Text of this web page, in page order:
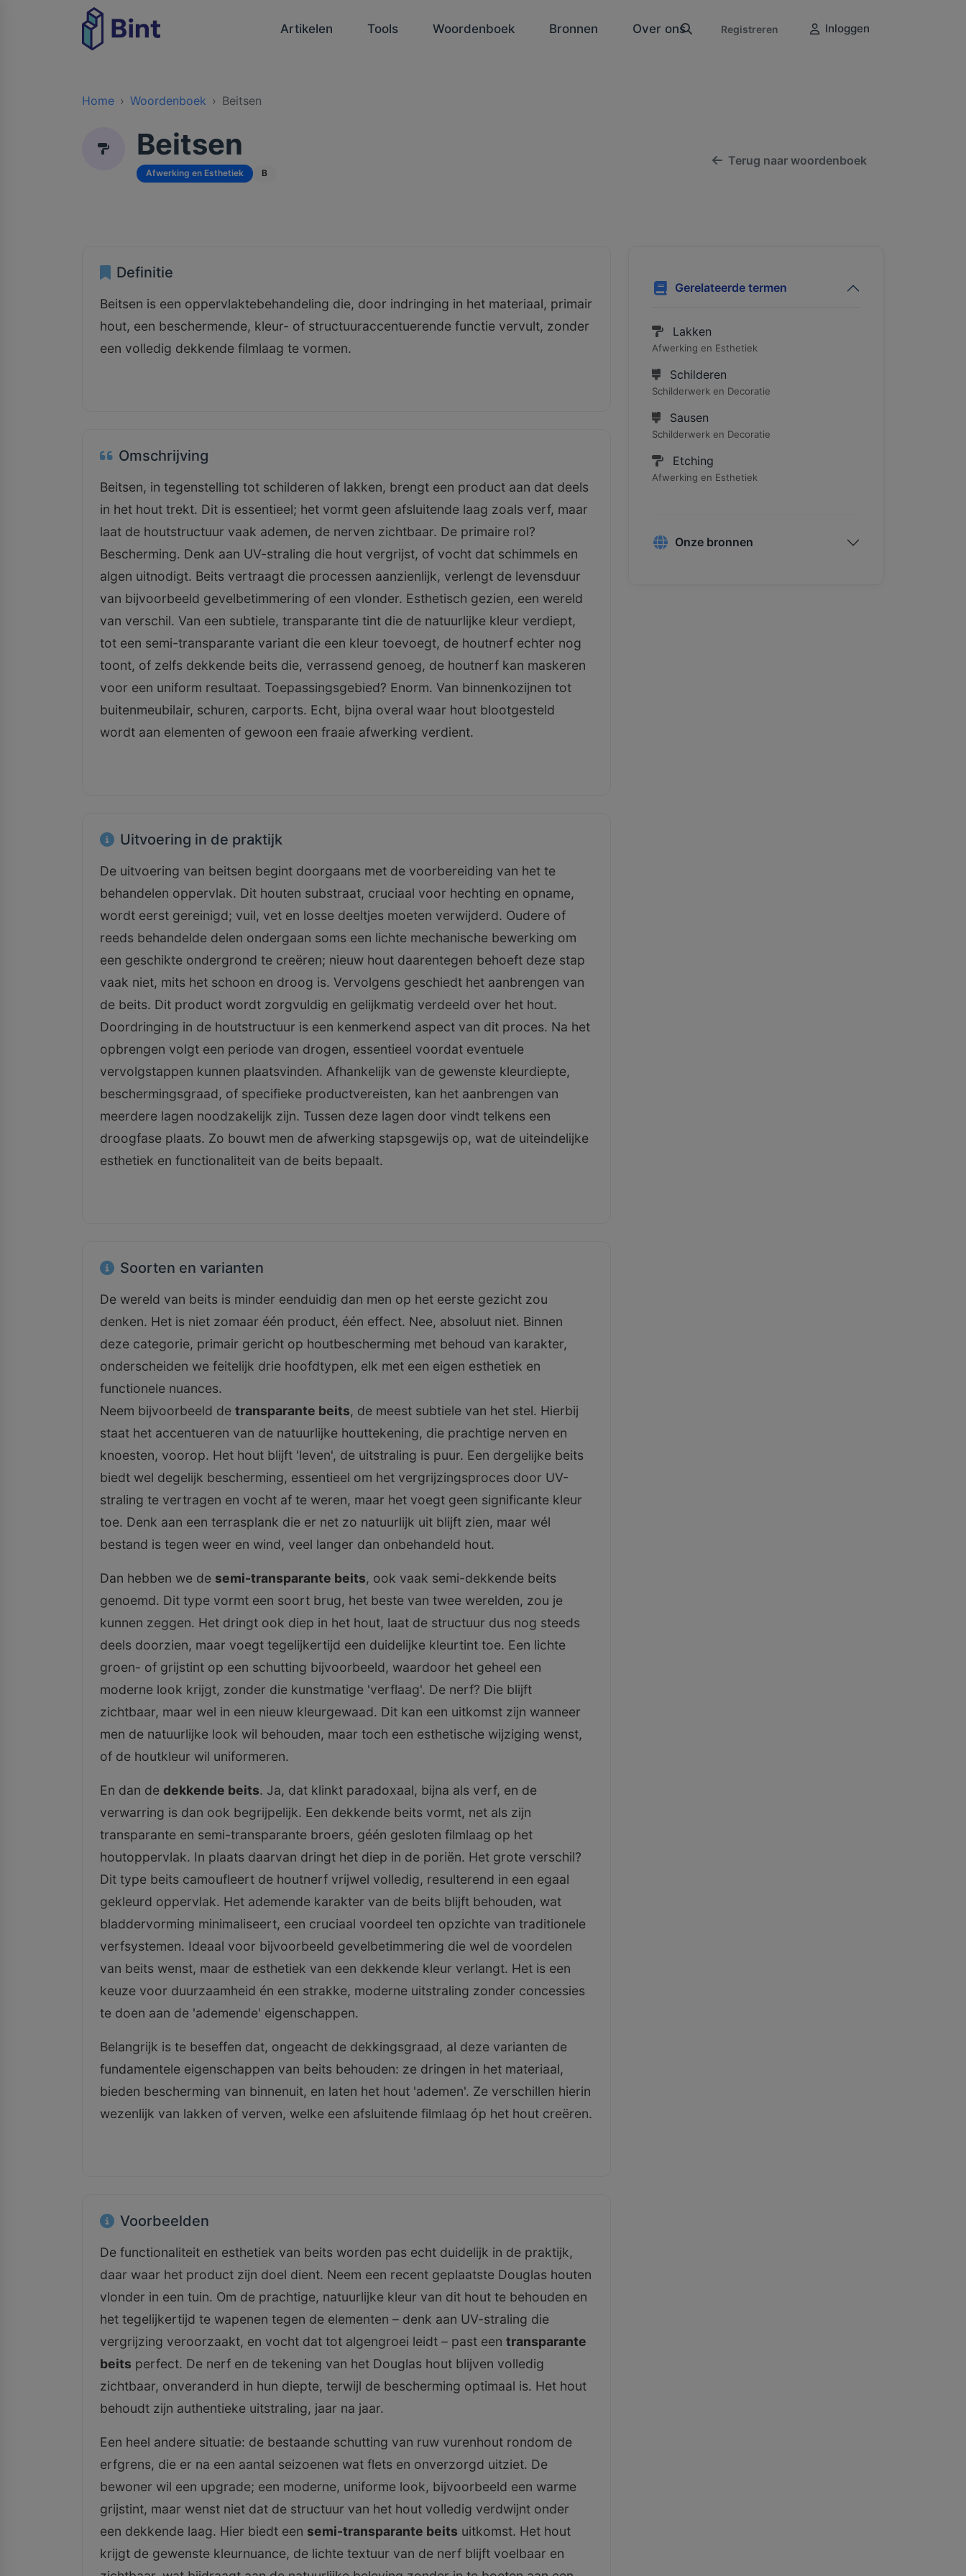
Artikelen Tools Woordenboek Bronnen Over ons Registreren Inloggen
Home Woordenboek Beitsen
Beitsen
Afwerking en Esthetiek B
Terug naar woordenboek
Definitie
Beitsen is een oppervlaktebehandeling die, door indringing in het materiaal, primair
hout, een beschermende, kleur- of structuuraccentuerende functie vervult, zonder
een volledig dekkende filmlaag te vormen.
Omschrijving
Beitsen, in tegenstelling tot schilderen of lakken, brengt een product aan dat deels
in het hout trekt. Dit is essentieel; het vormt geen afsluitende laag zoals verf, maar
laat de houtstructuur vaak ademen, de nerven zichtbaar. De primaire rol?
Bescherming. Denk aan UV-straling die hout vergrijst, of vocht dat schimmels en
algen uitnodigt. Beits vertraagt die processen aanzienlijk, verlengt de levensduur
van bijvoorbeeld gevelbetimmering of een vlonder. Esthetisch gezien, een wereld
van verschil. Van een subtiele, transparante tint die de natuurlijke kleur verdiept,
tot een semi-transparante variant die een kleur toevoegt, de houtnerf echter nog
toont, of zelfs dekkende beits die, verrassend genoeg, de houtnerf kan maskeren
voor een uniform resultaat. Toepassingsgebied? Enorm. Van binnenkozijnen tot
buitenmeubilair, schuren, carports. Echt, bijna overal waar hout blootgesteld
wordt aan elementen of gewoon een fraaie afwerking verdient.
Uitvoering in de praktijk
De uitvoering van beitsen begint doorgaans met de voorbereiding van het te
behandelen oppervlak. Dit houten substraat, cruciaal voor hechting en opname,
wordt eerst gereinigd; vuil, vet en losse deeltjes moeten verwijderd. Oudere of
reeds behandelde delen ondergaan soms een lichte mechanische bewerking om
een geschikte ondergrond te creëren; nieuw hout daarentegen behoeft deze stap
vaak niet, mits het schoon en droog is. Vervolgens geschiedt het aanbrengen van
de beits. Dit product wordt zorgvuldig en gelijkmatig verdeeld over het hout.
Doordringing in de houtstructuur is een kenmerkend aspect van dit proces. Na het
opbrengen volgt een periode van drogen, essentieel voordat eventuele
vervolgstappen kunnen plaatsvinden. Afhankelijk van de gewenste kleurdiepte,
beschermingsgraad, of specifieke productvereisten, kan het aanbrengen van
meerdere lagen noodzakelijk zijn. Tussen deze lagen door vindt telkens een
droogfase plaats. Zo bouwt men de afwerking stapsgewijs op, wat de uiteindelijke
esthetiek en functionaliteit van de beits bepaalt.
Soorten en varianten
De wereld van beits is minder eenduidig dan men op het eerste gezicht zou
denken. Het is niet zomaar één product, één effect. Nee, absoluut niet. Binnen
deze categorie, primair gericht op houtbescherming met behoud van karakter,
onderscheiden we feitelijk drie hoofdtypen, elk met een eigen esthetiek en
functionele nuances.
Neem bijvoorbeeld de transparante beits, de meest subtiele van het stel. Hierbij
staat het accentueren van de natuurlijke houttekening, die prachtige nerven en
knoesten, voorop. Het hout blijft 'leven', de uitstraling is puur. Een dergelijke beits
biedt wel degelijk bescherming, essentieel om het vergrijzingsproces door UV-
straling te vertragen en vocht af te weren, maar het voegt geen significante kleur
toe. Denk aan een terrasplank die er net zo natuurlijk uit blijft zien, maar wél
bestand is tegen weer en wind, veel langer dan onbehandeld hout.
Dan hebben we de semi-transparante beits, ook vaak semi-dekkende beits
genoemd. Dit type vormt een soort brug, het beste van twee werelden, zou je
kunnen zeggen. Het dringt ook diep in het hout, laat de structuur dus nog steeds
deels doorzien, maar voegt tegelijkertijd een duidelijke kleurtint toe. Een lichte
groen- of grijstint op een schutting bijvoorbeeld, waardoor het geheel een
moderne look krijgt, zonder die kunstmatige 'verflaag'. De nerf? Die blijft
zichtbaar, maar wel in een nieuw kleurgewaad. Dit kan een uitkomst zijn wanneer
men de natuurlijke look wil behouden, maar toch een esthetische wijziging wenst,
of de houtkleur wil uniformeren.
En dan de dekkende beits. Ja, dat klinkt paradoxaal, bijna als verf, en de
verwarring is dan ook begrijpelijk. Een dekkende beits vormt, net als zijn
transparante en semi-transparante broers, géén gesloten filmlaag op het
houtoppervlak. In plaats daarvan dringt het diep in de poriën. Het grote verschil?
Dit type beits camoufleert de houtnerf vrijwel volledig, resulterend in een egaal
gekleurd oppervlak. Het ademende karakter van de beits blijft behouden, wat
bladdervorming minimaliseert, een cruciaal voordeel ten opzichte van traditionele
verfsystemen. Ideaal voor bijvoorbeeld gevelbetimmering die wel de voordelen
van beits wenst, maar de esthetiek van een dekkende kleur verlangt. Het is een
keuze voor duurzaamheid én een strakke, moderne uitstraling zonder concessies
te doen aan de 'ademende' eigenschappen.
Belangrijk is te beseffen dat, ongeacht de dekkingsgraad, al deze varianten de
fundamentele eigenschappen van beits behouden: ze dringen in het materiaal,
bieden bescherming van binnenuit, en laten het hout 'ademen'. Ze verschillen hierin
wezenlijk van lakken of verven, welke een afsluitende filmlaag óp het hout creëren.
Voorbeelden
De functionaliteit en esthetiek van beits worden pas echt duidelijk in de praktijk,
daar waar het product zijn doel dient. Neem een recent geplaatste Douglas houten
vlonder in een tuin. Om de prachtige, natuurlijke kleur van dit hout te behouden en
het tegelijkertijd te wapenen tegen de elementen – denk aan UV-straling die
vergrijzing veroorzaakt, en vocht dat tot algengroei leidt – past een transparante
beits perfect. De nerf en de tekening van het Douglas hout blijven volledig
zichtbaar, onveranderd in hun diepte, terwijl de bescherming optimaal is. Het hout
behoudt zijn authentieke uitstraling, jaar na jaar.
Een heel andere situatie: de bestaande schutting van ruw vurenhout rondom de
erfgrens, die er na een aantal seizoenen wat flets en onverzorgd uitziet. De
bewoner wil een upgrade; een moderne, uniforme look, bijvoorbeeld een warme
grijstint, maar wenst niet dat de structuur van het hout volledig verdwijnt onder
een dekkende laag. Hier biedt een semi-transparante beits uitkomst. Het hout
krijgt de gewenste kleurnuance, de lichte textuur van de nerf blijft voelbaar en
Gerelateerde termen
Lakken
Afwerking en Esthetiek
Schilderen
Schilderwerk en Decoratie
Sausen
Schilderwerk en Decoratie
Etching
Afwerking en Esthetiek
Onze bronnen